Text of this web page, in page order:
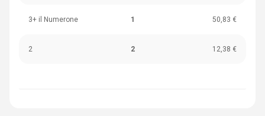
3+ il Numerone 1 50,83 €
2 2 12,38 €